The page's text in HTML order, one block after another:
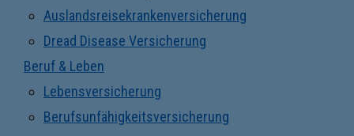
Auslandsreisekrankenversicherung
Dread Disease Versicherung
Beruf & Leben
Lebensversicherung
Berufsunfähigkeitsversicherung